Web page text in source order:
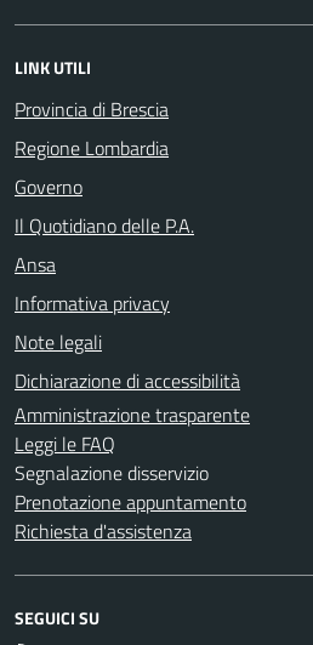
LINK UTILI
Provincia di Brescia
Regione Lombardia
Governo
Il Quotidiano delle P.A.
Ansa
Informativa privacy
Note legali
Dichiarazione di accessibilità
Amministrazione trasparente
Leggi le FAQ
Segnalazione disservizio
Prenotazione appuntamento
Richiesta d'assistenza
SEGUICI SU